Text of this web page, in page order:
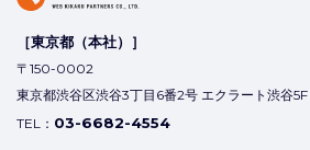
［東京都（本社）］
〒150-0002
東京都渋谷区渋谷3丁目6番2号 エクラート渋谷5F
TEL： 03-6682-4554